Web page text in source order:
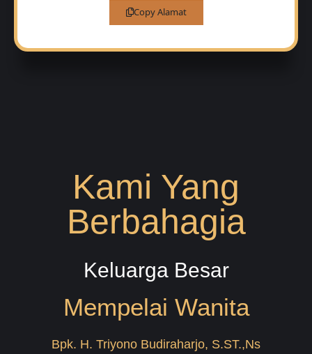
Copy Alamat
Kami Yang
Berbahagia
Keluarga Besar
Mempelai Wanita
Bpk. H. Triyono Budiraharjo, S.ST.,Ns